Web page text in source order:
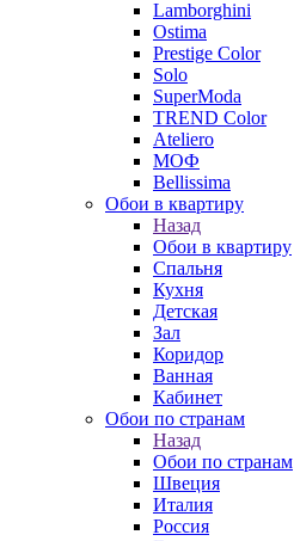
Lamborghini
Ostima
Prestige Color
Solo
SuperModa
TREND Color
Ateliero
МОФ
Bellissima
Обои в квартиру
Назад
Обои в квартиру
Спальня
Кухня
Детская
Зал
Коридор
Ванная
Кабинет
Обои по странам
Назад
Обои по странам
Швеция
Италия
Россия